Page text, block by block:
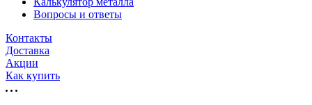
Вопросы и ответы
Контакты
Доставка
Акции
Как купить